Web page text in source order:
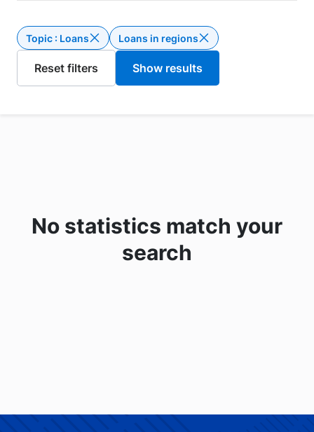
Topic : LoansDelete the filter Topic : Loans
Loans in regions
No statistics match your
search